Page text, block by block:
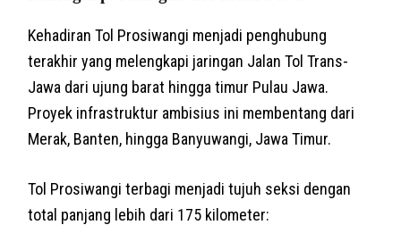
Kehadiran Tol Prosiwangi menjadi penghubung
terakhir yang melengkapi jaringan Jalan Tol Trans-
Jawa dari ujung barat hingga timur Pulau Jawa.
Proyek infrastruktur ambisius ini membentang dari
Merak, Banten, hingga Banyuwangi, Jawa Timur.
Tol Prosiwangi terbagi menjadi tujuh seksi dengan
total panjang lebih dari 175 kilometer: